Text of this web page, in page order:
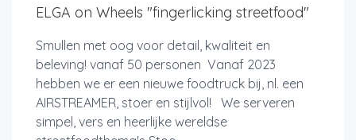
ELGA on Wheels "fingerlicking streetfood"
Smullen met oog voor detail, kwaliteit en
beleving! vanaf 50 personen Vanaf 2023
hebben we er een nieuwe foodtruck bij, nl. een
AIRSTREAMER, stoer en stijlvol! We serveren
simpel, vers en heerlijke wereldse